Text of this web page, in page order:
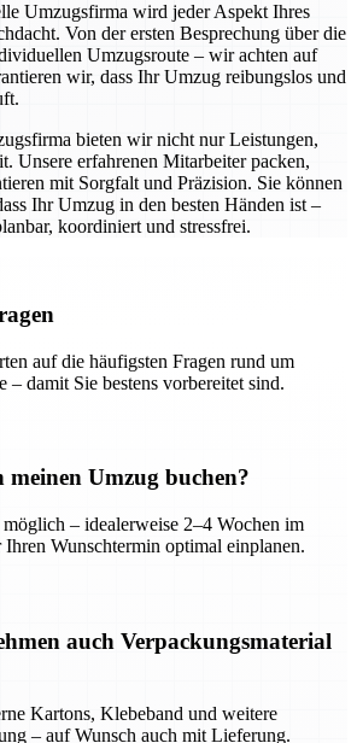
Umzugsfirma wird jeder Aspekt Ihres
Von der ersten Besprechung über die
Umzugsroute – wir achten auf
wir, dass Ihr Umzug reibungslos und
bieten wir nicht nur Leistungen,
Unsere erfahrenen Mitarbeiter packen,
mit Sorgfalt und Präzision. Sie können
Ihr Umzug in den besten Händen ist –
koordiniert und stressfrei.
auf die häufigsten Fragen rund um
– damit Sie bestens vorbereitet sind.
Umzug buchen?
– idealerweise 2–4 Wochen im
Wunschtermin optimal einplanen.
auch Verpackungsmaterial
Kartons, Klebeband und weitere
– auf Wunsch auch mit Lieferung.